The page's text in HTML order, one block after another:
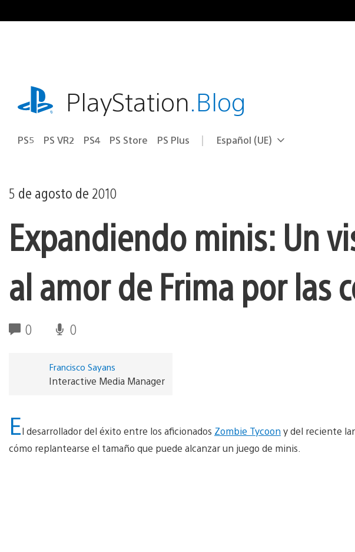
al
playstation.comPlayStation.Blog
PS5 PS VR2 PS4 PS Store PS Plus Selecciona
Región
Español (UE)
5 de agosto de 2010
Expandiendo minis: Un
al amor de Frima por las
0 0
Francisco Sayans
Interactive Media Manager
El desarrollador del éxito entre los aficionados Zombie Tycoon y del reciente
cómo replantearse el tamaño que puede alcanzar un juego de minis.